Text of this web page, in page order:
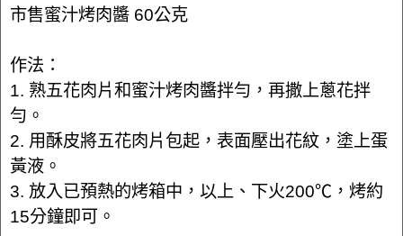
市售蜜汁烤肉醬 60公克
作法：
1. 熟五花肉片和蜜汁烤肉醬拌勻，再撒上蔥花拌
勻。
2. 用酥皮將五花肉片包起，表面壓出花紋，塗上蛋
黃液。
3. 放入已預熱的烤箱中，以上、下火200℃，烤約
15分鐘即可。